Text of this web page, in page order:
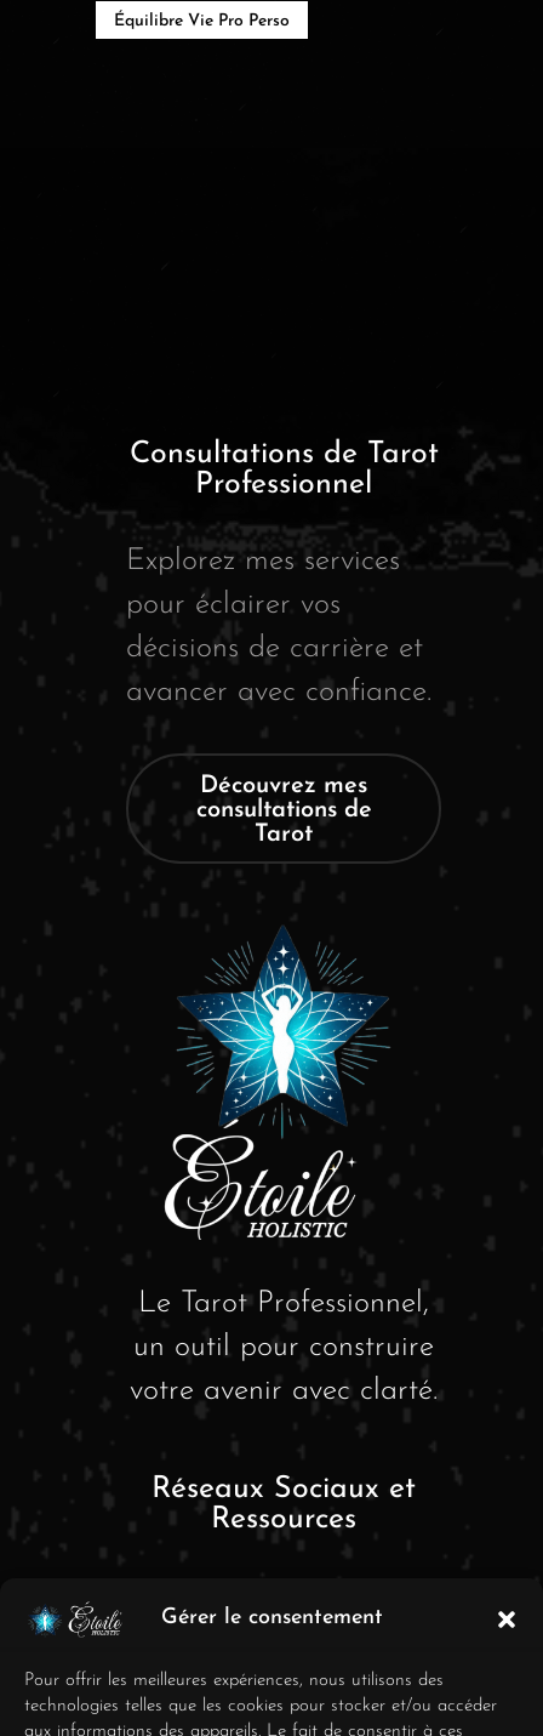
Gérer le consentement
Pour offrir les meilleures expériences, nous utilisons des
technologies telles que les cookies pour stocker et/ou accéder
aux informations des appareils. Le fait de consentir à ces
Équilibre Vie Pro Perso
Consultations de Tarot
Professionnel
Explorez mes services
pour éclairer vos
décisions de carrière et
avancer avec confiance.
Découvrez mes
consultations de
Tarot
Le Tarot Professionnel,
un outil pour construire
votre avenir avec clarté.
Réseaux Sociaux et
Ressources